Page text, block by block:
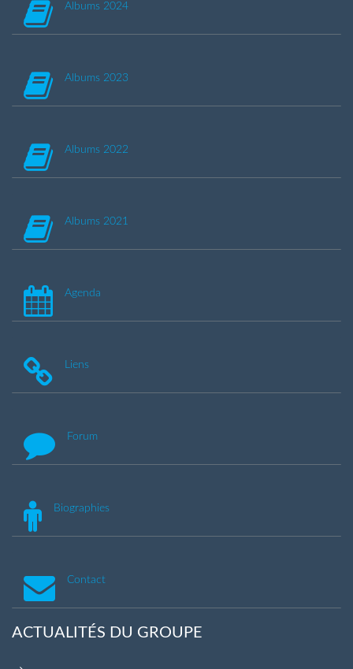
Albums 2024
Albums 2023
Albums 2022
Albums 2021
Agenda
Liens
Forum
Biographies
Contact
ACTUALITÉS DU GROUPE